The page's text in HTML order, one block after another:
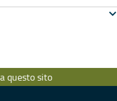
questo sito